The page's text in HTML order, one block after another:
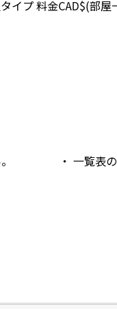
イプ 料金CAD$(部
い。 ・ 一覧表の